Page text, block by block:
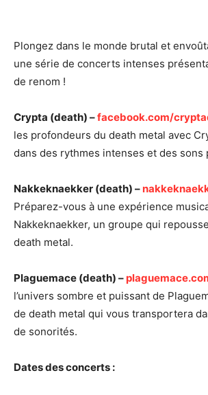
Plongez dans le monde brutal et
une série de concerts intenses
de renom !
Crypta (death) –facebook.com/
les profondeurs du death metal avec
dans des rythmes intenses et des sons
Nakkeknaekker (death) –
Préparez-vous à une expérience
Nakkeknaekker, un groupe qui
death metal.
Plaguemace (death) –
l’univers sombre et puissant de
de death metal qui vous transportera
de sonorités.
Dates des concerts :